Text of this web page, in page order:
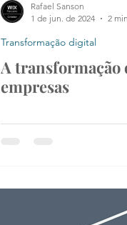
Rafael Sanson
1 de jun. de 2024
2
Transformação digital
A transformação
empresas